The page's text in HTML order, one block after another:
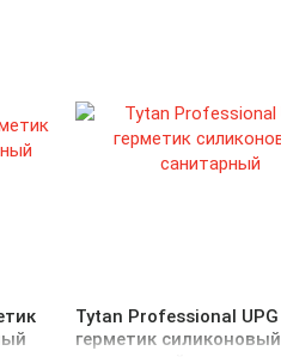
Tytan Professional UPG
герметик силиконовый